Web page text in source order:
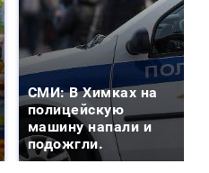
СМИ: В Химках на
полицейскую
машину напали и
подожгли.